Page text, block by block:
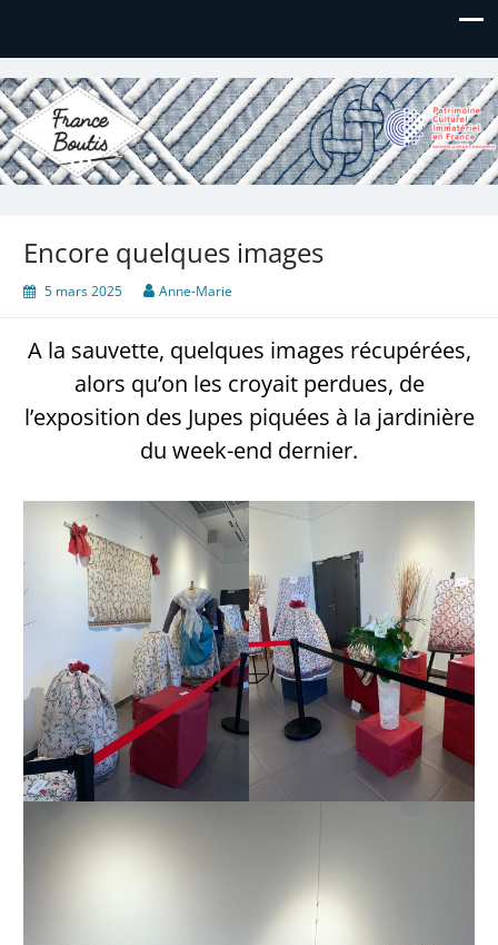
France Boutis
Le site de France Boutis
Encore quelques images
5 mars 2025 Anne-Marie
A la sauvette, quelques images récupérées,
alors qu’on les croyait perdues, de
l’exposition des Jupes piquées à la jardinière
du week-end dernier.